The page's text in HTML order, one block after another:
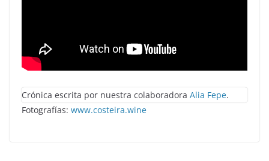
Crónica escrita por nuestra colaboradora Alia Fepe.
Fotografías: www.costeira.wine